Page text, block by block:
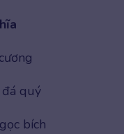
quý
bích